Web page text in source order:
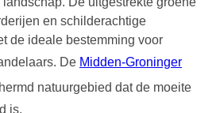
en schilderachtige
de ideale bestemming voor
De Midden-Groninger
natuurgebied dat de moeite
is.